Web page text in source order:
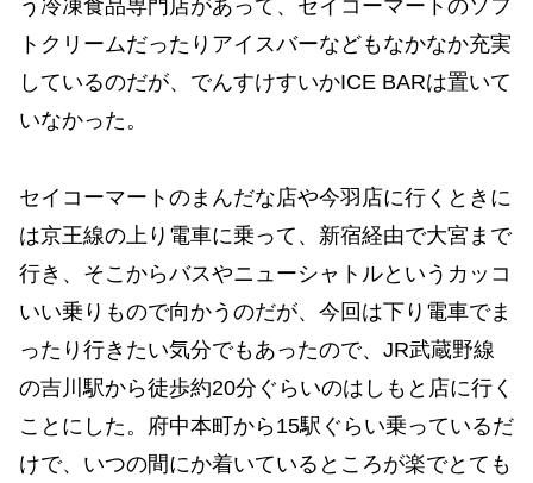
う冷凍食品専門店があって、セイコーマートのソフ
トクリームだったりアイスバーなどもなかなか充実
しているのだが、でんすけすいかICE BARは置いて
いなかった。
セイコーマートのまんだな店や今羽店に行くときに
は京王線の上り電車に乗って、新宿経由で大宮まで
行き、そこからバスやニューシャトルというカッコ
いい乗りもので向かうのだが、今回は下り電車でま
ったり行きたい気分でもあったので、JR武蔵野線
の吉川駅から徒歩約20分ぐらいのはしもと店に行く
ことにした。府中本町から15駅ぐらい乗っているだ
けで、いつの間にか着いているところが楽でとても